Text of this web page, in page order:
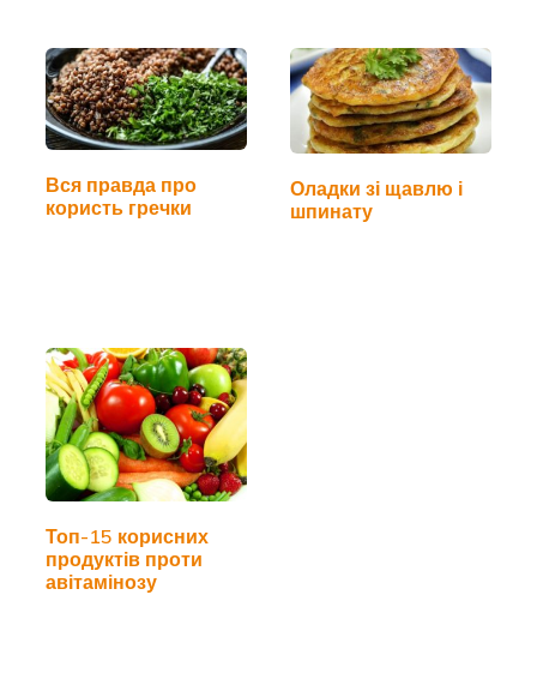
Вся правда про
користь гречки
Оладки зі щавлю і
шпинату
Топ-15 корисних
продуктів проти
авітамінозу